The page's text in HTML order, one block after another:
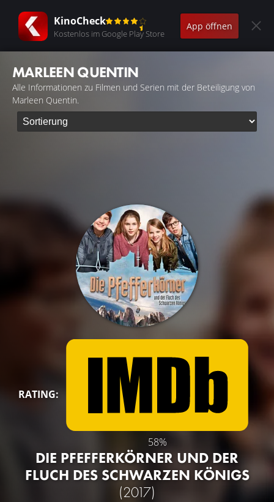
KinoCheck
Kostenlos im Google Play Store
App öffnen
MARLEEN QUENTIN
Alle Informationen zu Filmen und Serien mit der Beteiligung von
Marleen Quentin.
RATING:
58%
DIE PFEFFERKÖRNER UND DER
FLUCH DES SCHWARZEN KÖNIGS
(2017)